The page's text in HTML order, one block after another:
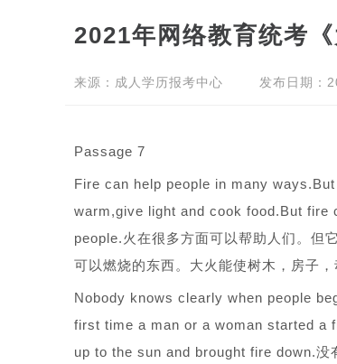
2021年网络教育统考
来源： 成人学历报考中心 发布日期：
Passage 7
Fire can help people in many
warm,give light and cook food.But fire
people.火在很多方面可以帮助人们。但
可以燃烧的东西。大火能使树木，房子，
Nobody knows clearly when people
first time a man or a woman started a
up to the sun and brought fire down.没